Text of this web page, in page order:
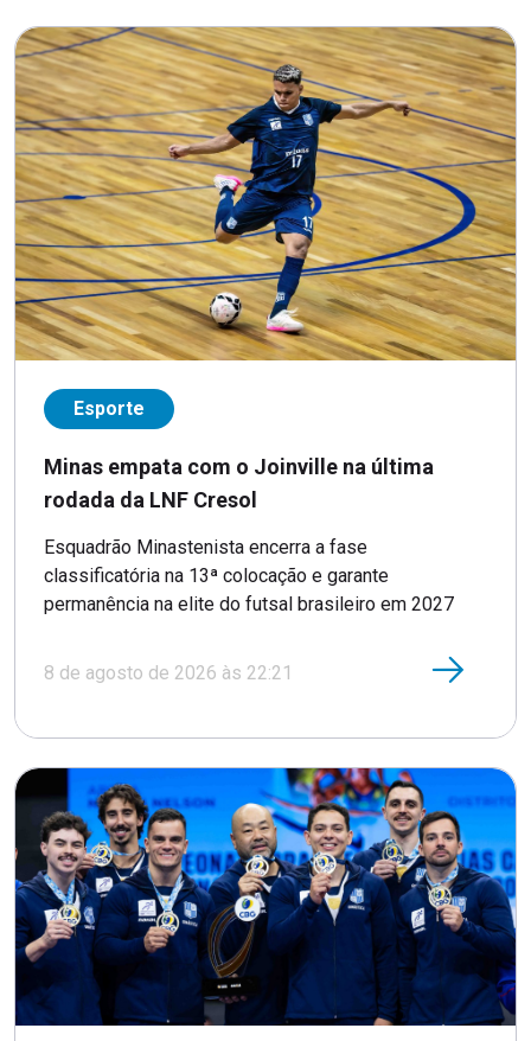
Esporte
Minas empata com o Joinville na última
rodada da LNF Cresol
Esquadrão Minastenista encerra a fase
classificatória na 13ª colocação e garante
permanência na elite do futsal brasileiro em 2027
8 de agosto de 2026 às 22:21